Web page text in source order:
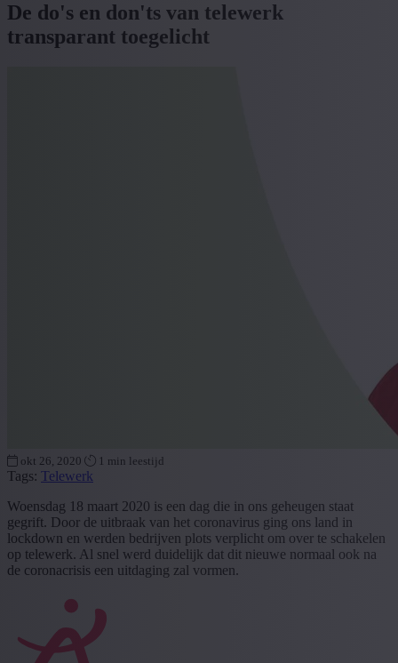
De do's en don'ts van telewerk
transparant toegelicht
okt 26, 2020 1 min leestijd
Tags: Telewerk
Woensdag 18 maart 2020 is een dag die in ons geheugen staat
gegrift. Door de uitbraak van het coronavirus ging ons land in
lockdown en werden bedrijven plots verplicht om over te schakelen
op telewerk. Al snel werd duidelijk dat dit nieuwe normaal ook na
de coronacrisis een uitdaging zal vormen.